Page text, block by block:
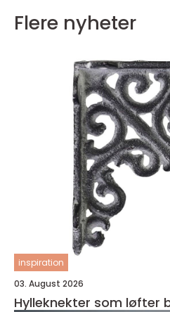
Flere nyheter
inspiration
03. August 2026
Hylleknekter som løfter